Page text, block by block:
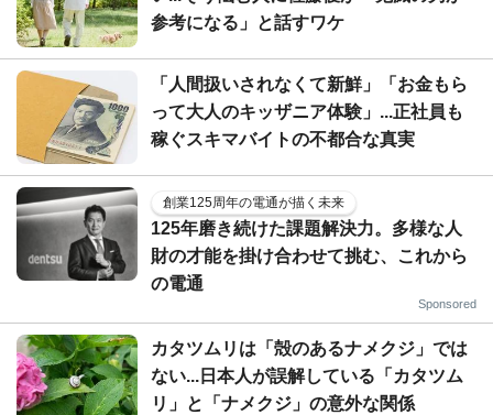
参考になる」と話すワケ
「人間扱いされなくて新鮮」「お金もら
って大人のキッザニア体験」...正社員も
稼ぐスキマバイトの不都合な真実
創業125周年の電通が描く未来
125年磨き続けた課題解決力。多様な人
財の才能を掛け合わせて挑む、これから
の電通
Sponsored
カタツムリは「殻のあるナメクジ」では
ない...日本人が誤解している「カタツム
リ」と「ナメクジ」の意外な関係